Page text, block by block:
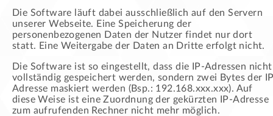
Die Software läuft dabei ausschließlich auf den Servern
unserer Webseite. Eine Speicherung der
personenbezogenen Daten der Nutzer findet nur dort
statt. Eine Weitergabe der Daten an Dritte erfolgt nicht.
Die Software ist so eingestellt, dass die IP-Adressen nicht
vollständig gespeichert werden, sondern zwei Bytes der
Adresse maskiert werden (Bsp.: 192.168.xxx.xxx). Auf
diese Weise ist eine Zuordnung der gekürzten IP-Adresse
zum aufrufenden Rechner nicht mehr möglich.